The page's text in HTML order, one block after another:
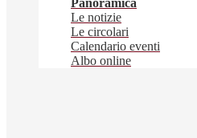
Panoramica
Le notizie
Le circolari
Calendario eventi
Albo online